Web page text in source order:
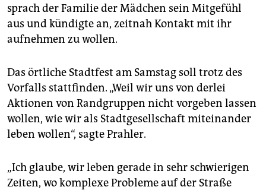
sprach der Familie der Mädchen sein Mitgefühl
aus und kündigte an, zeitnah Kontakt mit ihr
aufnehmen zu wollen.
Das örtliche Stadtfest am Samstag soll trotz des
Vorfalls stattfinden. „Weil wir uns von derlei
Aktionen von Randgruppen nicht vorgeben lassen
wollen, wie wir als Stadtgesellschaft miteinander
leben wollen“, sagte Prahler.
„Ich glaube, wir leben gerade in sehr schwierigen
Zeiten, wo komplexe Probleme auf der Straße